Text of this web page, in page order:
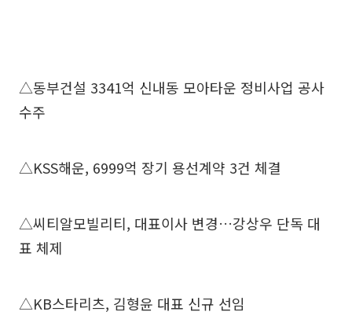
△동부건설 3341억 신내동 모아타운 정비사업 공사
수주
△KSS해운, 6999억 장기 용선계약 3건 체결
△씨티알모빌리티, 대표이사 변경…강상우 단독 대
표 체제
△KB스타리츠, 김형윤 대표 신규 선임